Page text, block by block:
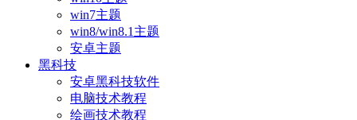
win7主题
win8/win8.1主题
安卓主题
黑科技
安卓黑科技软件
电脑技术教程
绘画技术教程